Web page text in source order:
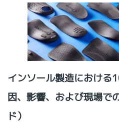
インソール製造における
因、影響、および現場で
ド）